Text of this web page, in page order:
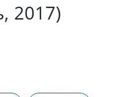
2017)